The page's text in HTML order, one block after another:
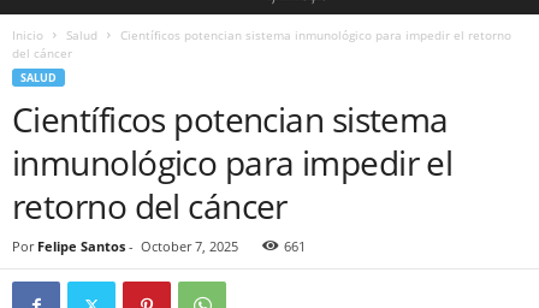
Inicio Salud
Científicos potencian sistema inmunológico para impedir el retorno
del cáncer
SALUD
Científicos potencian sistema
inmunológico para impedir el
retorno del cáncer
Por Felipe Santos - October 7, 2025 661